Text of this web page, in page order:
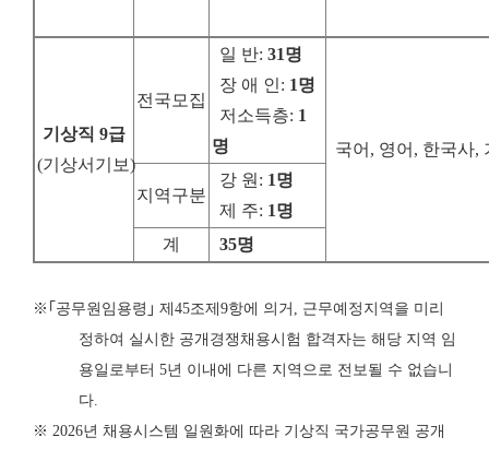
기상직 9급
(기상서기보)
전국모집
일 반: 31명
장 애 인: 1명
저소득층: 1
명
국어, 영어, 한국사,
지역구분
강 원 : 1명
제 주: 1명
계
35명
※ ｢ 공무원임용령 ｣ 제 45조제 9항에 의거 , 근무예정지역을 미리
정하여 실시한 공개 경쟁채용시험 합격자는 해당 지역 임
용일로부터 5년 이내에 다른 지역으로 전보될 수 없습니
다.
※ 2026년 채용시스템 일원화에 따라 기상직 국가공무원 공개